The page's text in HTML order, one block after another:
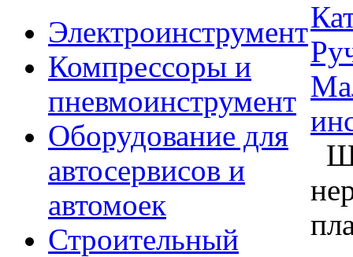
Электроинструмент
Компрессоры и
пневмоинструмент
Оборудование для
автосервисов и
автомоек
Строительный